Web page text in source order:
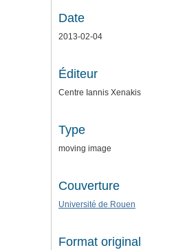
Date
2013-02-04
Éditeur
Centre Iannis Xenakis
Type
moving image
Couverture
Université de Rouen
Format original